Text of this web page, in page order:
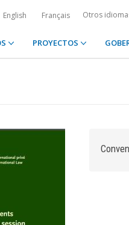
English Français Otros
PROYECTOS